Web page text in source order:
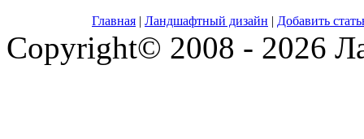
Главная | Ландшафтный дизайн | Добавить
Copyright© 2008 - 2026